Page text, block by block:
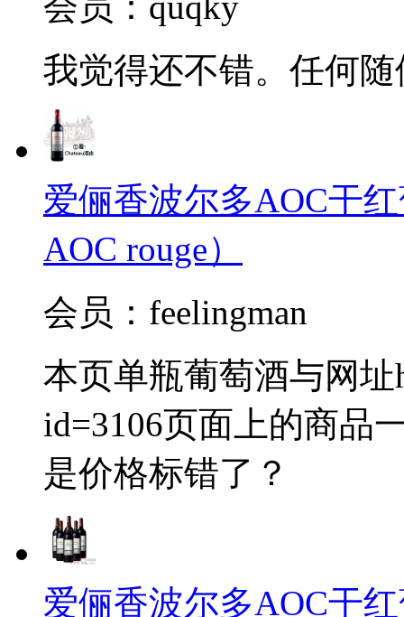
我觉得还不错。任何
爱俪香波尔多AOC干
AOC rouge）
会员：feelingman
本页单瓶葡萄酒与网址
id=3106页面上的商品
是价格标错了？
爱俪香波尔多AOC干